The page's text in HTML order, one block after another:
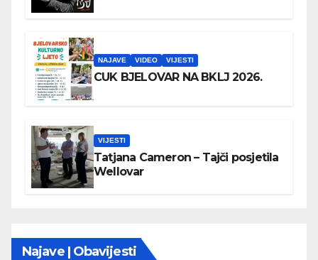
NAJAVE VIDEO VIJESTI
CUK BJELOVAR NA BKLJ 2026.
VIJESTI
Tatjana Cameron – Tajči posjetila
Wellovar
Najave | Obavijesti